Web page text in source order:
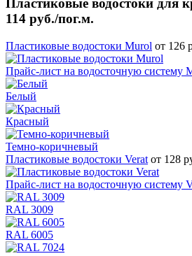
Пластиковые водостоки для
114 руб./пог.м.
Пластиковые водостоки Murol от 126
Прайс-лист на водосточную систему
Белый
Красный
Темно-коричневый
Пластиковые водостоки Verat от 128
Прайс-лист на водосточную систему
RAL 3009
RAL 6005